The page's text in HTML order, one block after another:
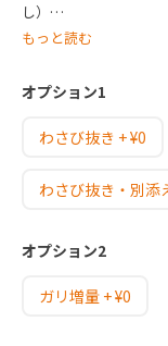
し）
お持ち帰り専用容器（
もっと読む
オプション1
わさび抜き + ¥0
わさび抜き・別添
オプション2
ガリ増量 + ¥0